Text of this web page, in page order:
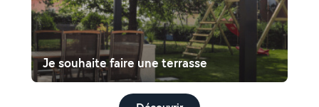
Je souhaite faire une terrasse